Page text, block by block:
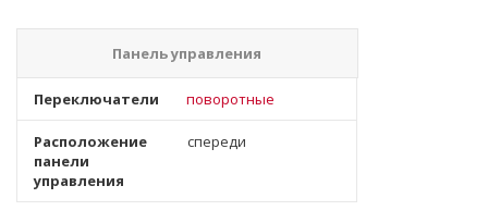
Панель управления
Переключатели поворотные
Расположение
панели
управления
спереди